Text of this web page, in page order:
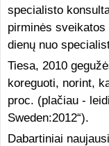
specialisto
pirminės
dienų nuo
Tiesa, 2010
koreguoti, norint,
proc. (plačiau -
Sweden:2012“).
Dabartiniai